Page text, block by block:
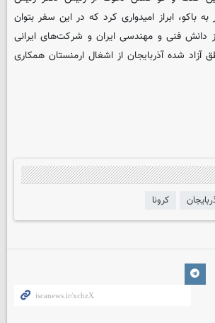
باکو، ابراز امیدواری کرد که در این سفر بتوان
از دانش فنی و مهندسی ایران و شرکت‌های ایرانی
آزاد شده آذربایجان از اشغال ارمنستان همکاری
کرونا